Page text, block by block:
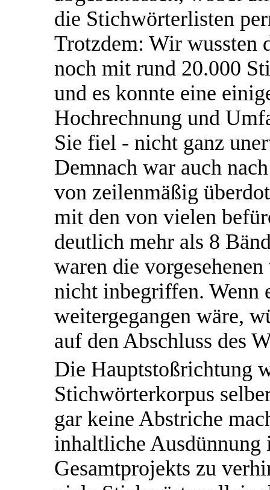
die Stichwörterlisten
Trotzdem: Wir wussten
noch mit rund 20.000
und es konnte eine
Hochrechnung und
Sie fiel - nicht ganz
Demnach war auch
von zeilenmäßig
mit den von vielen
deutlich mehr als 8
waren die
nicht inbegriffen. Wenn
weitergegangen wäre,
auf den Abschluss des
Die Hauptstoßrichtung
Stichwörterkorpus
gar keine Abstriche
inhaltliche Ausdünnung
Gesamtprojekts zu